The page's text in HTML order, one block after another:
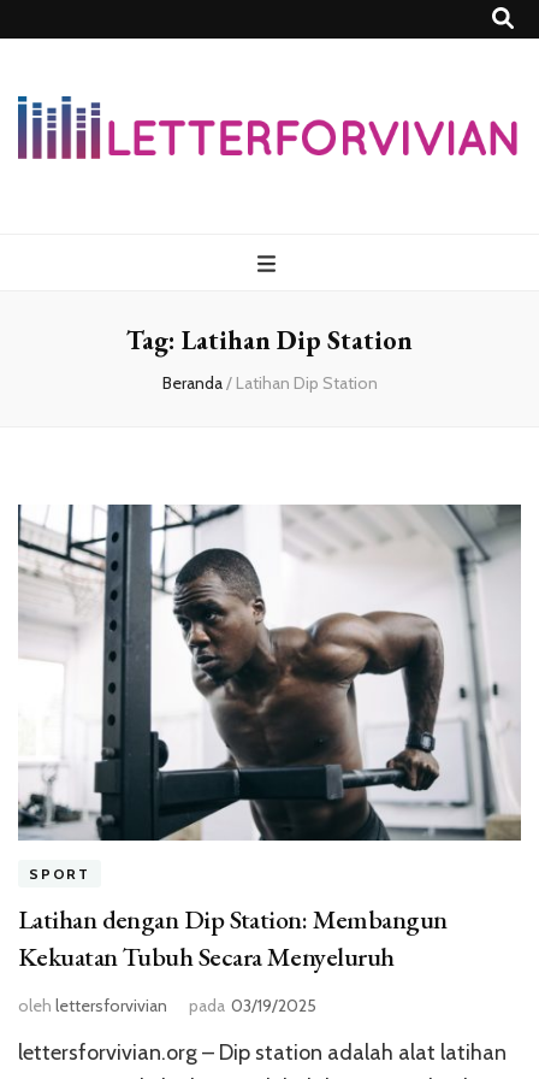
Tag: Latihan Dip Station
Beranda/ Latihan Dip Station
SPORT
Latihan dengan Dip Station: Membangun
Kekuatan Tubuh Secara Menyeluruh
oleh lettersforvivian pada 03/19/2025
lettersforvivian.org – Dip station adalah alat latihan